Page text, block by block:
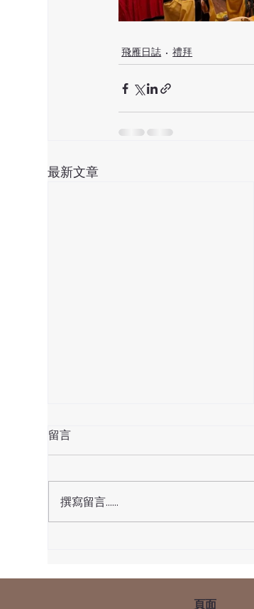
飛雁日誌 禮拜
最新文章
天赦日
留言
撰寫留言......
頁面